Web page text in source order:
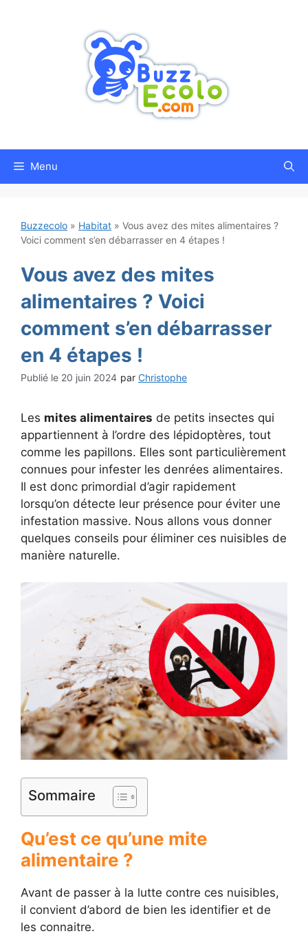
Menu
Buzzecolo » Habitat » Vous avez des mites alimentaires ?
Voici comment s’en débarrasser en 4 étapes !
Vous avez des mites
alimentaires ? Voici
comment s’en débarrasser
en 4 étapes !
20 juin 2024 par Christophe
Les mites alimentaires de petits insectes qui
appartiennent à l’ordre des lépidoptères, tout
comme les papillons. Elles sont particulièrement
connues pour infester les denrées alimentaires.
Il est donc primordial d’agir rapidement
lorsqu’on détecte leur présence pour éviter une
infestation massive. Nous allons vous donner
quelques conseils pour éliminer ces nuisibles de
manière naturelle.
Sommaire
Qu’est ce qu’une mite
alimentaire ?
Avant de passer à la lutte contre ces nuisibles,
il convient d’abord de bien les identifier et de
les connaitre.